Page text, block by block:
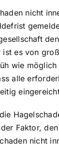
nicht
es von
wie
alle
Faktor,
nicht